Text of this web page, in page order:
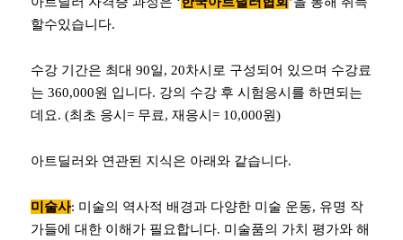
할수있습니다.
수강 기간은 최대 90일, 20차시로 구성되어 있으며 수강료
는 360,000원 입니다. 강의 수강 후 시험응시를 하면되는
데요. (최초 응시= 무료, 재응시= 10,000원)
아트딜러와 연관된 지식은 아래와 같습니다.
미술사: 미술의 역사적 배경과 다양한 미술 운동, 유명 작
가들에 대한 이해가 필요합니다. 미술품의 가치 평가와 해